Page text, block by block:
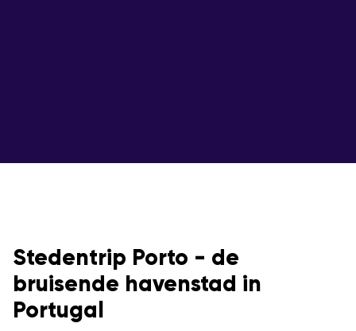
Stedentrip Porto - de
bruisende havenstad in
Portugal